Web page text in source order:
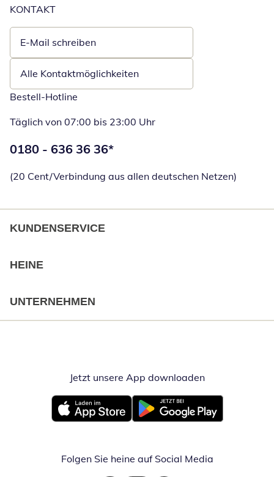
KONTAKT
E-Mail schreiben
Öffnet E-Mail-Client
Alle Kontaktmöglichkeiten
Bestell-Hotline
Täglich von 07:00 bis 23:00 Uhr
Telefonnummer:
0180 - 636 36 36*
(20 Cent/Verbindung aus allen deutschen Netzen)
KUNDENSERVICE
HEINE
UNTERNEHMEN
Jetzt unsere App downloadenÖffnet in
Öffnet in neuem FensterÖffnet in neuem Fenster
Folgen Sie heine auf Social Media